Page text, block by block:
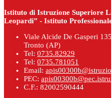
Istituto di Istruzione Superiore
Leopardi” - Istituto
Viale Alcide De Gasperi
Tronto (AP)
Tel: 0735.82929
Tel: 0735.781051
Email:
PEC:
C.F.: 82002590444